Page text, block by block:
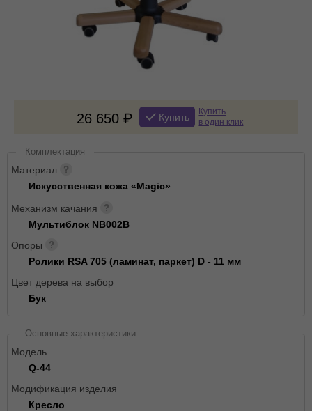
26 650 Купить
Купить
в один клик
Комплектация
Материал
Искусственная кожа «Magic»
Механизм качания
Мультиблок NB002B
Опоры
Ролики RSA 705 (ламинат, паркет) D - 11 мм
Цвет дерева на выбор
Бук
Основные характеристики
Модель
Q-44
Модификация изделия
Кресло